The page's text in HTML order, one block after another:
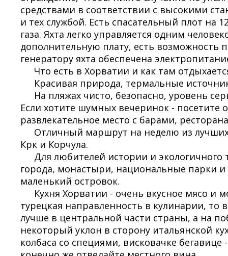
средствами в соответствии с высокими
и тех службой. Есть спасательный плот на
газа. Яхта легко управляется одним
дополнительную плату, есть возможность
генератору яхта обеспечена
Что есть в Хорватии и как там
Красивая природа, термальные
На пляжах чисто, безопасно, уровень
Если хотите шумных вечеринок -
развлекательное место с барами,
Отличный маршрут на неделю из
Крк и Корчула.
Для любителей истории и
города, монастыри, национальные парки
маленький островок.
Кухня Хорватии - очень вкусное мясо и
турецкая направленность в кулинарии, то
лучше в центральной части страны, а на
некоторый уклон в сторону итальянской
колбаса со специями, висковачке